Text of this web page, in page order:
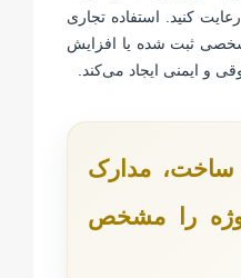
کنید. استفاده تجاری
ثبت شده یا افزایش
و ایمنی ایجاد می‌کند.
مدارک
را مشخص